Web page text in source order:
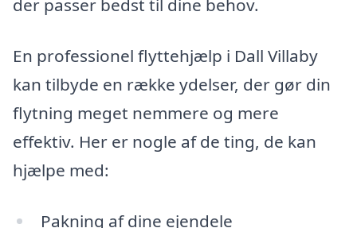
der passer bedst til dine behov.
En professionel flyttehjælp i Dall Villaby
kan tilbyde en række ydelser, der gør din
flytning meget nemmere og mere
effektiv. Her er nogle af de ting, de kan
hjælpe med:
Pakning af dine ejendele